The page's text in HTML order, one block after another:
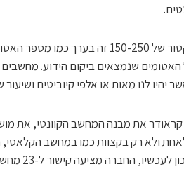
שנמצאים ביקום הידוע. מחשבים
יהיו לנו מאות או אלפי קיוביטים
את מבנה המחשב הקוונטי, את מושג
ולא רק בקצוות כמו במחשב הקלאסי,
להשתמש